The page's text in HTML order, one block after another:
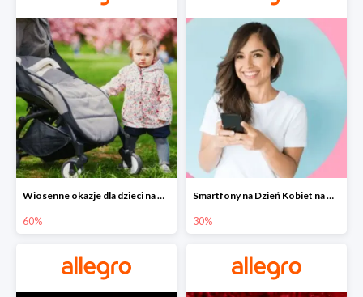
Wiosenne okazje dla dzieci na Allegro do -60%
60%
Smartfony na Dzień Kobiet na Allegro do -30%
30%